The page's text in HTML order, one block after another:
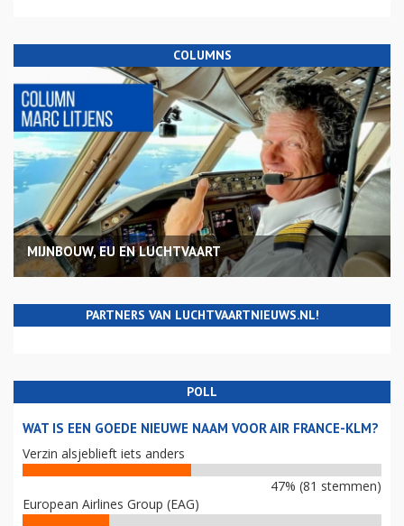
COLUMNS
MIJNBOUW, EU EN LUCHTVAART
PARTNERS VAN LUCHTVAARTNIEUWS.NL!
POLL
WAT IS EEN GOEDE NIEUWE NAAM VOOR AIR FRANCE-KLM?
Verzin alsjeblieft iets anders
47% (81 stemmen)
European Airlines Group (EAG)